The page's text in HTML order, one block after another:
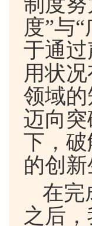
度”与“
于通
用状
领域
迈向
下，
的创
在完
之后